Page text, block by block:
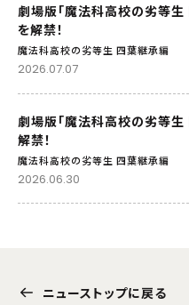
劇場版「魔法科高校の劣等
を解禁！
魔法科高校の劣等生 四葉継承編
2026.07.07
劇場版「魔法科高校の劣等
解禁！
魔法科高校の劣等生 四葉継承編
2026.06.30
ニューストップに戻る